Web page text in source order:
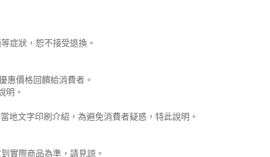
症狀，恕不接受退換。
惠價格回饋給消費者。
明。
文字印刷介紹，為避免消費者疑惑，特此說明。
實際商品為準，請見諒。